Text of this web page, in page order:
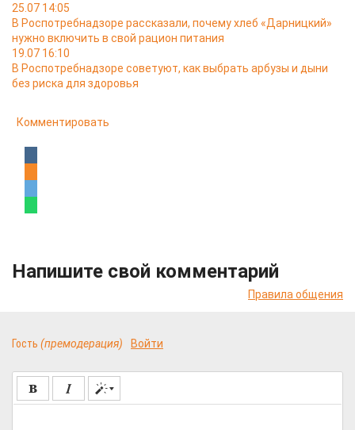
25.07 14:05
В Роспотребнадзоре рассказали, почему хлеб «Дарницкий»
нужно включить в свой рацион питания
19.07 16:10
В Роспотребнадзоре советуют, как выбрать арбузы и дыни
без риска для здоровья
Комментировать
Напишите свой комментарий
Правила общения
Гость (премодерация) Войти